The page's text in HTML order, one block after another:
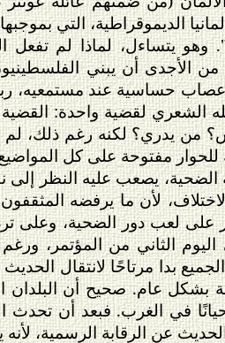
الديموقراطية، التي
وهو يتساءل، لماذا لم تفعل
الأجدى أن يبني
حساسية عند مستمعيه،
لقضية واحدة:
من يدري؟ لكنه رغم ذلك، لم
للحوار مفتوحة على كل
يصعب عليه النظر
لأن ما يرفضه
لعب دور الضحية، وعلى
الثاني من المؤتمر،
الجميع بدا مرتاحًا لانتقال
بشكل عام. صحيح أن البلدان
في الغرب. فبعد أن تحدث
عن الرقابة الرسمية، لأنه